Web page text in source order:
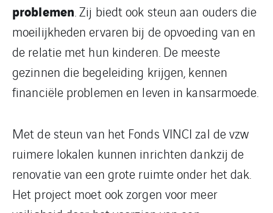
problemen. Zij biedt ook steun aan ouders die
moeilijkheden ervaren bij de opvoeding van en
de relatie met hun kinderen. De meeste
gezinnen die begeleiding krijgen, kennen
financiële problemen en leven in kansarmoede.
Met de steun van het Fonds VINCI zal de vzw
ruimere lokalen kunnen inrichten dankzij de
renovatie van een grote ruimte onder het dak.
Het project moet ook zorgen voor meer